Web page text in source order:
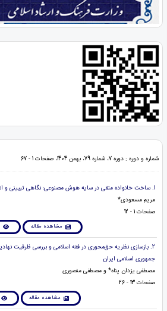
شماره و دوره : دوره 7، شماره 79، بهمن 1404، صفحات 1 - 67
1. ساخت خانواده متقی در سایه هوش مصنوعی؛ نگاهی تبیینی و انتقادی از منظر قرآن و نهج‌البلاغه
مریم مسعودی*
صفحات 1 - 12
مشاهده مقاله
2. بازسازی نظریه حق‌محوری در فقه اسلامی و بررسی ظرفیت
جمهوری اسلامی ایران
مصطفی یزدان پناه* و مصطفی منصوری
صفحات 13 - 26
مشاهده مقاله